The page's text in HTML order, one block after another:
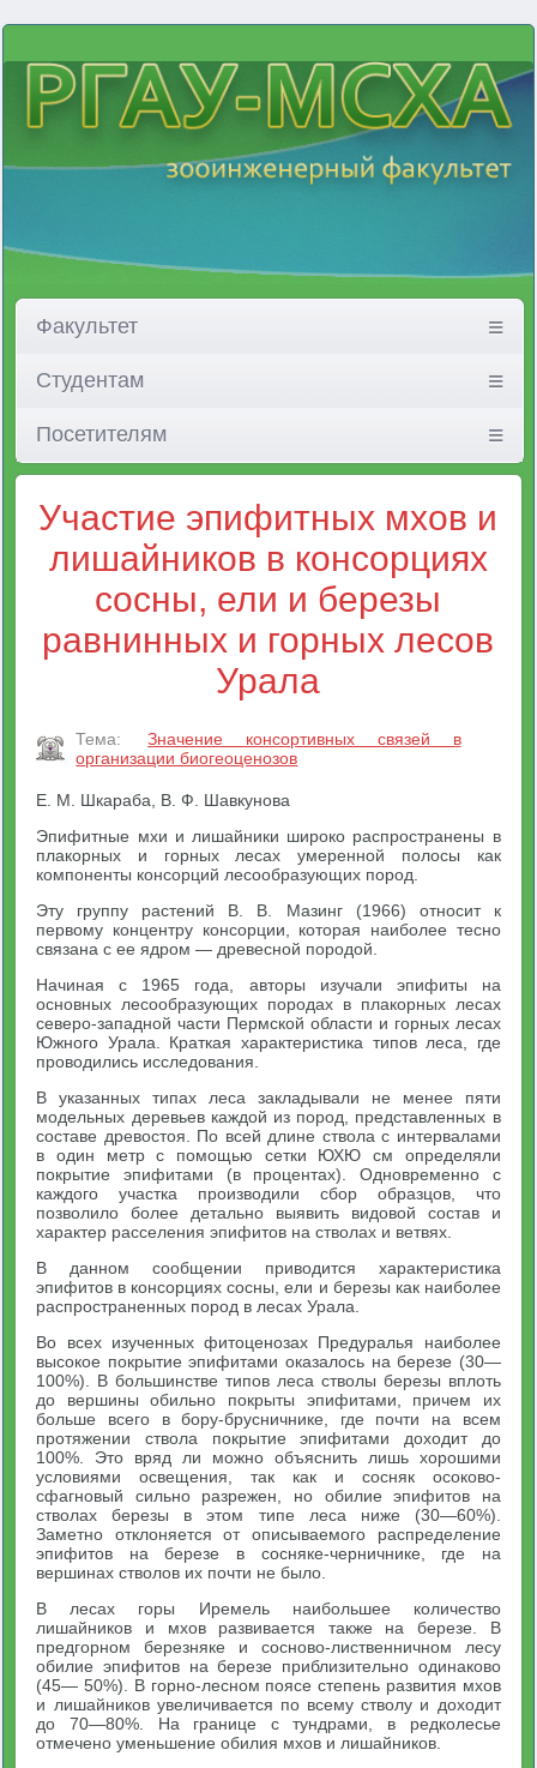
Факультет
Студентам
Посетителям
Участие эпифитных мхов и
лишайников в консорциях
сосны, ели и березы
равнинных и горных лесов
Урала
Тема:
Значение консортивных связей в
организации биогеоценозов
Е. М. Шкараба, В. Ф. Шавкунова
Эпифитные мхи и лишайники широко распространены в
плакорных и горных лесах умеренной полосы как
компоненты консорций лесообразующих пород.
Эту группу растений В. В. Мазинг (1966) относит к
первому концентру консорции, которая наиболее тесно
связана с ее ядром — древесной породой.
Начиная с 1965 года, авторы изучали эпифиты на
основных лесообразующих породах в плакорных лесах
северо-западной части Пермской области и горных лесах
Южного Урала. Краткая характеристика типов леса, где
проводились исследования.
В указанных типах леса закладывали не менее пяти
модельных деревьев каждой из пород, представленных в
составе древостоя. По всей длине ствола с интервалами
в один метр с помощью сетки ЮХЮ см определяли
покрытие эпифитами (в процентах). Одновременно с
каждого участка производили сбор образцов, что
позволило более детально выявить видовой состав и
характер расселения эпифитов на стволах и ветвях.
В данном сообщении приводится характеристика
эпифитов в консорциях сосны, ели и березы как наиболее
распространенных пород в лесах Урала.
Во всех изученных фитоценозах Предуралья наиболее
высокое покрытие эпифитами оказалось на березе (30—
100%). В большинстве типов леса стволы березы вплоть
до вершины обильно покрыты эпифитами, причем их
больше всего в бору-брусничнике, где почти на всем
протяжении ствола покрытие эпифитами доходит до
100%. Это вряд ли можно объяснить лишь хорошими
условиями освещения, так как и сосняк осоково-
сфагновый сильно разрежен, но обилие эпифитов на
стволах березы в этом типе леса ниже (30—60%).
Заметно отклоняется от описываемого распределение
эпифитов на березе в сосняке-черничнике, где на
вершинах стволов их почти не было.
В лесах горы Иремель наибольшее количество
лишайников и мхов развивается также на березе. В
предгорном березняке и сосново-лиственничном лесу
обилие эпифитов на березе приблизительно одинаково
(45— 50%). В горно-лесном поясе степень развития мхов
и лишайников увеличивается по всему стволу и доходит
до 70—80%. На границе с тундрами, в редколесье
отмечено уменьшение обилия мхов и лишайников.